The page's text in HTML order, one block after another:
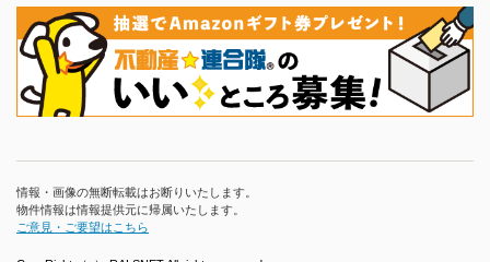
情報・画像の無断転載はお断りいたします。
物件情報は情報提供元に帰属いたします。
ご意見・ご要望はこちら